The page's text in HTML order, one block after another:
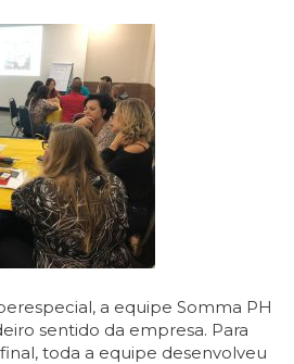
a equipe Somma PH
sentido da empresa. Para
toda a equipe desenvolveu